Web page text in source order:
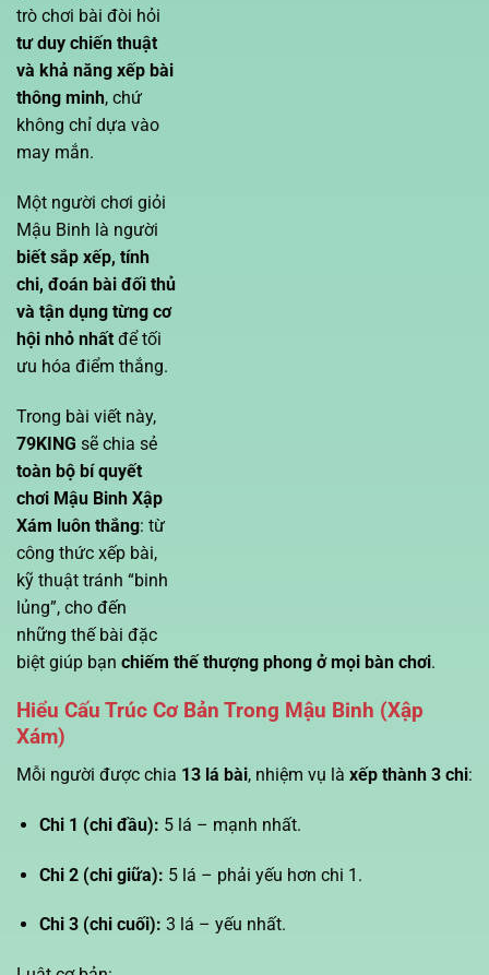
trò chơi bài đòi hỏi
tư duy chiến thuật
và khả năng xếp bài
thông minh, chứ
không chỉ dựa vào
may mắn.
Một người chơi giỏi
Mậu Binh là người
biết sắp xếp, tính
chi, đoán bài đối thủ
và tận dụng từng cơ
hội nhỏ nhất để tối
ưu hóa điểm thắng.
Trong bài viết này,
79KING sẽ chia sẻ
toàn bộ bí quyết
chơi Mậu Binh Xập
Xám luôn thắng: từ
công thức xếp bài,
kỹ thuật tránh “binh
lủng”, cho đến
những thế bài đặc
biệt giúp bạn chiếm thế thượng phong ở mọi bàn chơi.
Hiểu Cấu Trúc Cơ Bản Trong Mậu Binh (Xập
Xám)
Mỗi người được chia 13 lá bài, nhiệm vụ là xếp thành 3 chi:
Chi 1 (chi đầu): 5 lá – mạnh nhất.
Chi 2 (chi giữa): 5 lá – phải yếu hơn chi 1.
Chi 3 (chi cuối): 3 lá – yếu nhất.